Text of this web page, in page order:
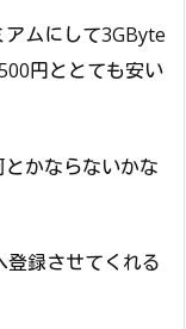
ムにして3GByte
円ととても安い
かならないかな
録させてくれる